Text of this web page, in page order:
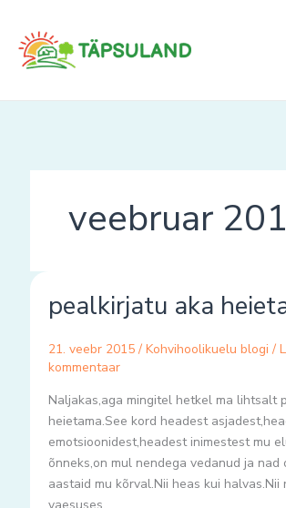
content
veebruar
pealkirjatu aka
21. veebr 2015 / Kohvihoolikuelu blogi /
kommentaar
Naljakas,aga mingitel hetkel ma lihtsalt
heietama.See kord headest
emotsioonidest,headest inimestest mu
õnneks,on mul nendega vedanud ja nad
aastaid mu kõrval.Nii heas kui halvas.Nii
aka
heietan.